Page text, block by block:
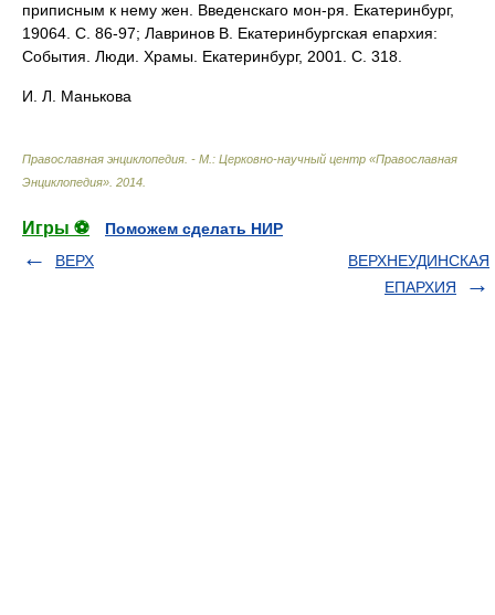
приписным к нему жен. Введенскаго мон-ря. Екатеринбург,
19064. С. 86-97; Лавринов В. Екатеринбургская епархия:
События. Люди. Храмы. Екатеринбург, 2001. С. 318.
И. Л. Манькова
Православная энциклопедия. - М.: Церковно-научный центр «Православная
Энциклопедия» 2014
Игры ⚽
Поможем сделать НИР
ВЕРХ
ВЕРХНЕУДИНСКАЯ
ЕПАРХИЯ